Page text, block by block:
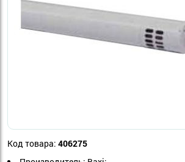
Код товара: 406275